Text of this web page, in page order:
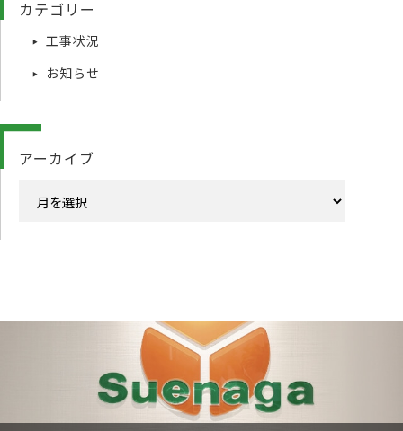
カテゴリー
工事状況
お知らせ
アーカイブ